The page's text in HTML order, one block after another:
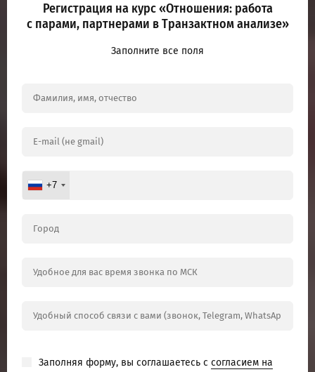
Регистрация на курс «Отношения: работа
с парами, партнерами в Транзактном анализе»
Заполните все поля
+7
Заполняя форму, вы соглашаетесь с согласием на